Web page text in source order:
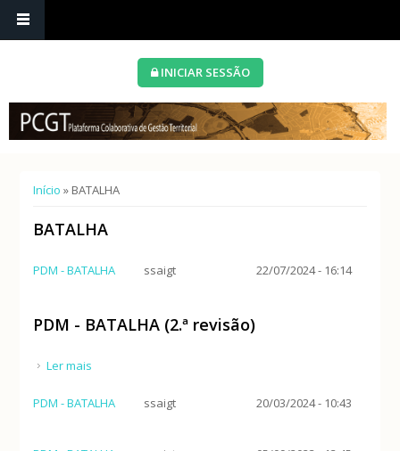
INICIAR SESSÃO
Está aqui
Início » BATALHA
BATALHA
PDM - BATALHA ssaigt 22/07/2024 - 16:14
PDM - BATALHA (2.ª revisão)
Ler mais
PDM - BATALHA ssaigt 20/03/2024 - 10:43